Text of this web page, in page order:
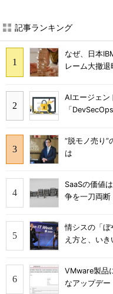
記事ランキング
なぜ、日本
レーム大撤退
AIエージェ
「
“脱モノ売り
は
SaaSの価値
争を一刀両断
情シスの「
え方と、い
VMware製品
なアップデー